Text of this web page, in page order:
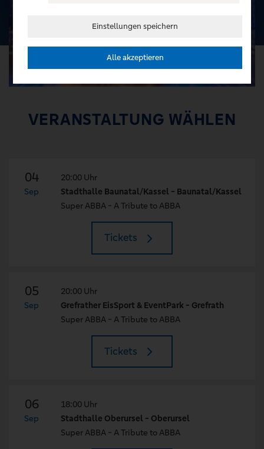
VERANSTALTUNG WÄHLEN
04
Sep
20:00 Uhr
Stadthalle Baunatal/Kassel - Baunatal/Kassel
Super ABBA - A Tribute to ABBA
Tickets
05
Sep
20:00 Uhr
Grefrather EisSport & EventPark - Grefrath
Super ABBA - A Tribute to ABBA
Tickets
06
Sep
18:00 Uhr
Stadthalle Oberursel - Oberursel
Super ABBA - A Tribute to ABBA
Einstellungen speichern
Alle akzeptieren